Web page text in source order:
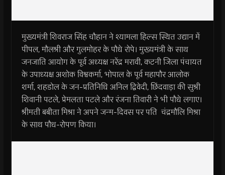
मुख्यमंत्री शिवराज सिंह चौहान ने श्यामला हिल्स स्थित उद्यान में
पीपल, मौलश्री और गुलमोहर के पौधे रोपे। मुख्यमंत्री के साथ
जनजाति आयोग के पूर्व अध्यक्ष नरेंद्र मरावी, कटनी जिला पंचायत
के उपाध्यक्ष अशोक विश्वकर्मा, भोपाल के पूर्व महापौर आलोक
शर्मा, शहडोल के जन-प्रतिनिधि अनिल द्विवेदी, छिंदवाड़ा की सुश्री
शिवानी पटले, प्रेमलता पटले और रंजना तिवारी ने भी पौधे लगाए।
श्रीमती बबीता मिश्रा ने अपने जन्म-दिवस पर पति चंद्रमौलि मिश्रा
के साथ पौध-रोपण किया।